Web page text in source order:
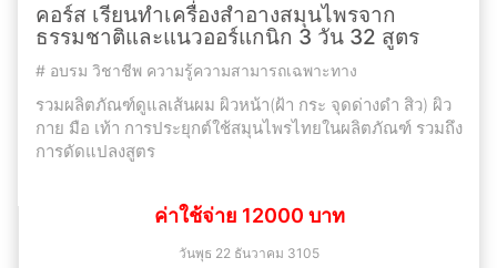
คอร์ส เรียนทำเครื่องสำอางสมุนไพรจาก
ธรรมชาติและแนวออร์แกนิก 3 วัน 32 สูตร
# อบรม วิชาชีพ ความรู้ความสามารถเฉพาะทาง
รวมผลิตภัณฑ์ดูแลเส้นผม ผิวหน้า(ฝ้า กระ จุดด่างดำ สิว) ผิว
กาย มือ เท้า การประยุกต์ใช้สมุนไพรไทยในผลิตภัณฑ์ รวมถึง
การดัดแปลงสูตร
ค่าใช้จ่าย 12000 บาท
วันพุธ 22 ธันวาคม 3105